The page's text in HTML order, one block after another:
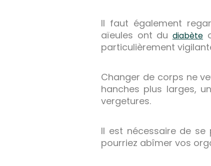
Il faut également
aïeules ont du diabète
particulièrement
Changer de corps ne
hanches plus larges,
vergetures.
Il est nécessaire de se
pourriez abîmer vos